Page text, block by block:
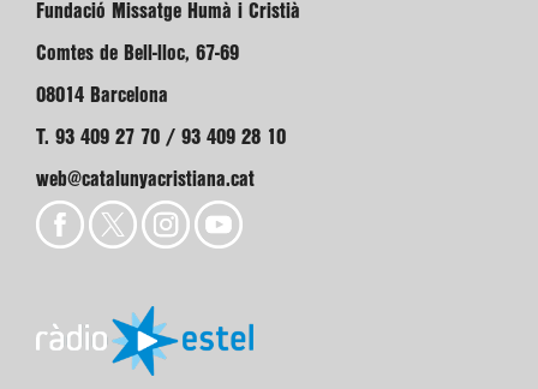
Fundació Missatge Humà i Cristià
Comtes de Bell-lloc, 67-69
08014 Barcelona
T. 93 409 27 70 / 93 409 28 10
web@catalunyacristiana.cat